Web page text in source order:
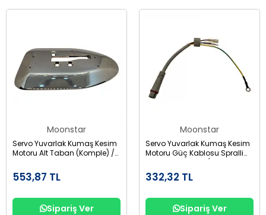
Moonstar
Servo Yuvarlak Kumaş Kesim
Motoru Alt Taban (Komple) /
553,87 TL
Sipariş Ver
Moonstar
Servo Yuvarlak Kumaş Kesim
Motoru Güç Kablosu Spralli
Bağlantı Aparatı /
1020050149
332,32 TL
Sipariş Ver